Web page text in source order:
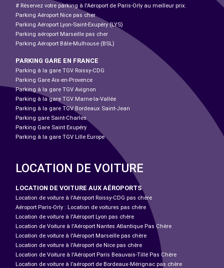
# Réservez votre parking à l'Aéroport de Paris-Orly au meilleur prix.
Parking Aéroport Nice pas cher
Parking Aéroport Lyon-Saint-Exupéry (LYS)
Parking aéroport Marseille pas cher
Parking Aéroport Bâle-Mulhouse (BSL)
PARKING GARE EN FRANCE
Parking à la gare TGV Roissy-CDG
Parking Gare Aix-en-Provence
Parking à la gare TGV Avignon
Parking à la gare TGV Marne-la-Vallée
Parking à la gare TGV Bordeaux Saint-Jean
Parking gare Saint-Charles
Parking Gare Saint Exupéry
Parking à la gare TGV Lille Europe
LOCATION DE VOITURE
LOCATION DE VOITURE AUX AÉROPORTS
Location de voiture à l'Aéroport Roissy-CDG pas chère
Aéroport Paris-Orly : Location de voitures pas chère
Location de voiture à l'Aéroport Lyon pas chère
Location de Voiture à l'Aéroport Nantes Atlantique Pas Chère
Location de voiture à l'Aéroport Marseille pas chère
Location de voiture à l'Aéroport de Nice pas chère
Location de Voiture à l'Aéroport Paris Beauvais-Tillé Pas Chère
Location de voiture à l’aéroport de Bordeaux-Mérignac pas chère